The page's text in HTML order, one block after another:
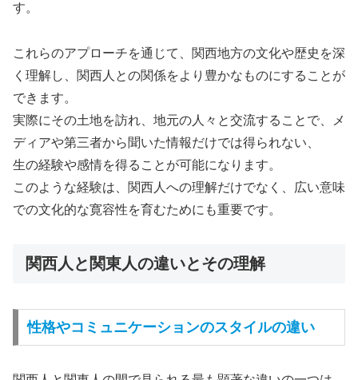
す。
これらのアプローチを通じて、関西地方の文化や歴史を深
く理解し、関西人との関係をより豊かなものにすることが
できます。
実際にその土地を訪れ、地元の人々と交流することで、メ
ディアや第三者から聞いた情報だけでは得られない、
生の経験や感情を得ることが可能になります。
このような経験は、関西人への理解だけでなく、広い意味
での文化的な寛容性を育むためにも重要です。
関西人と関東人の違いとその理解
性格やコミュニケーションのスタイルの違い